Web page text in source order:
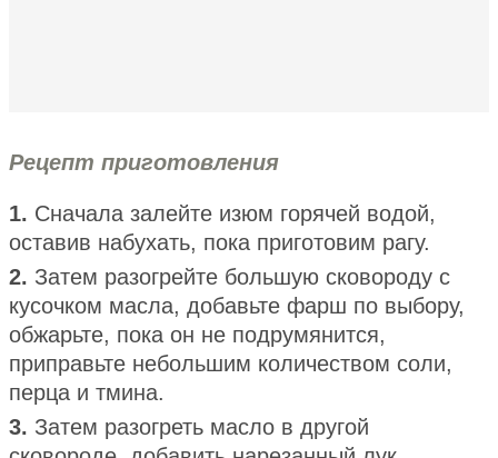
Рецепт приготовления
1. Сначала залейте изюм горячей водой,
оставив набухать, пока приготовим рагу.
2. Затем разогрейте большую сковороду с
кусочком масла, добавьте фарш по выбору,
обжарьте, пока он не подрумянится,
приправьте небольшим количеством соли,
перца и тмина.
3. Затем разогреть масло в другой